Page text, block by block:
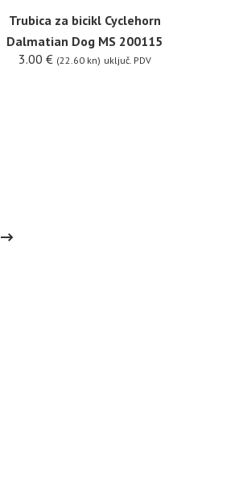
Trubica za bicikl Cyclehorn
Dalmatian Dog MS 200115
3.00 € (22.60 kn) uključ. PDV